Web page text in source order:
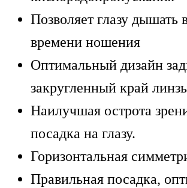
Позволяет глазу дышать
времени ношения
Оптимальный дизайн
закругленный край
Наилучшая острота
посадка на глазу.
Горизонтальная
Правильная посадка,